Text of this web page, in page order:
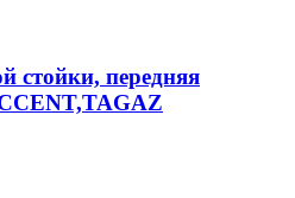
стойки, передняя